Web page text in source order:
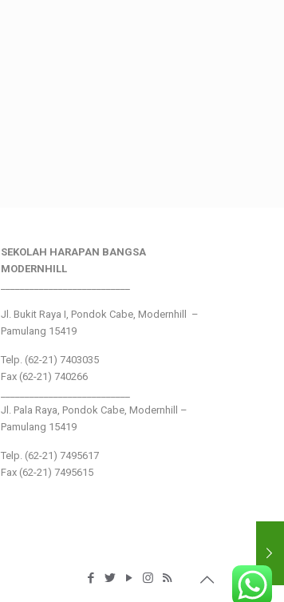
SEKOLAH HARAPAN BANGSA
MODERNHILL
Jl. Bukit Raya I, Pondok Cabe, Modernhill –
Pamulang 15419
Telp. (62-21) 7403035
Fax (62-21) 740266
Jl. Pala Raya, Pondok Cabe, Modernhill –
Pamulang 15419
Telp. (62-21) 7495617
Fax (62-21) 7495615